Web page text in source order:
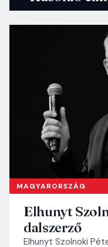
MAGYARORSZÁG
Elhunyt
dalszerző
Elhunyt Szolnoki